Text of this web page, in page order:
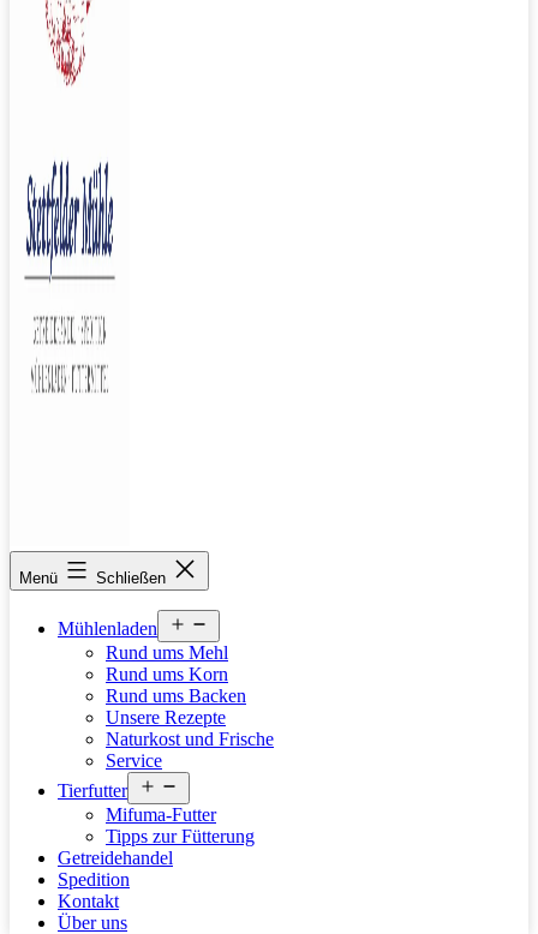
stettfelder-
muehle.de
Menü Schließen
Mühlenladen
öffnen
Rund ums Mehl
Rund ums Korn
Rund ums Backen
Unsere Rezepte
Naturkost und Frische
Service
Tierfutter
öffnen
Mifuma-Futter
Tipps zur Fütterung
Getreidehandel
Spedition
Kontakt
Über uns